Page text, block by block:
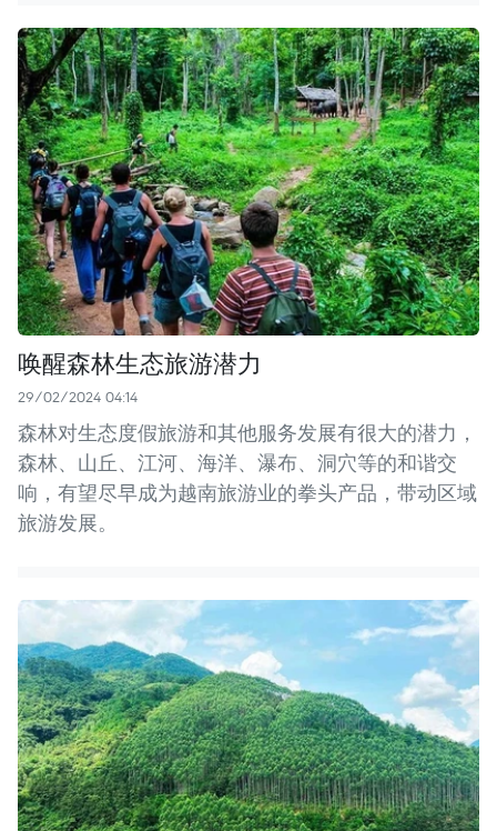
唤醒森林生态旅游潜力
29/02/2024 04:14
森林对生态度假旅游和其他服务发展有很大的潜力，
森林、山丘、江河、海洋、瀑布、洞穴等的和谐交
响，有望尽早成为越南旅游业的拳头产品，带动区域
旅游发展。